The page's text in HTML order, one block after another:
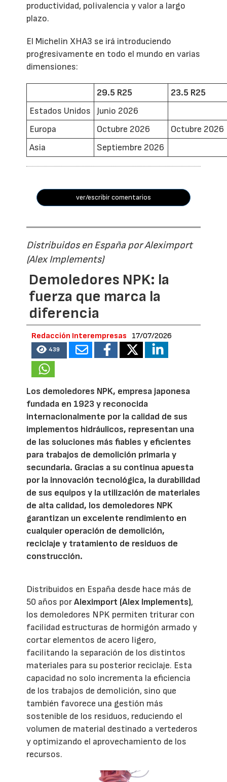
productividad, polivalencia y valor a largo
plazo.
El Michelin XHA3 se irá introduciendo
progresivamente en todo el mundo en varias
dimensiones:
29.5 R25
23.5 R25
Estados Unidos
Junio 2026
Europa
Octubre 2026
Octubre 2026
Asia
Septiembre 2026
ver/escribir comentarios
Distribuidos en España por Aleximport
(Alex Implements)
Demoledores NPK: la
fuerza que marca la
diferencia
Redacción Interempresas 17/07/2026
439
Los demoledores NPK, empresa japonesa
fundada en 1923 y reconocida
internacionalmente por la calidad de sus
implementos hidráulicos, representan una
de las soluciones más fiables y eficientes
para trabajos de demolición primaria y
secundaria. Gracias a su continua apuesta
por la innovación tecnológica, la durabilidad
de sus equipos y la utilización de materiales
de alta calidad, los demoledores NPK
garantizan un excelente rendimiento en
cualquier operación de demolición,
reciclaje y tratamiento de residuos de
construcción.
Distribuidos en España desde hace más de
50 años porAleximport (Alex Implements),
los demoledores NPK permiten triturar con
facilidad estructuras de hormigón armado y
cortar elementos de acero ligero,
facilitando la separación de los distintos
materiales para su posterior reciclaje. Esta
capacidad no solo incrementa la eficiencia
de los trabajos de demolición, sino que
también favorece una gestión más
sostenible de los residuos, reduciendo el
volumen de material destinado a vertederos
y optimizando el aprovechamiento de los
recursos.